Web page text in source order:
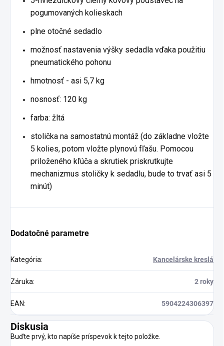
pogumovaných kolieskach
plne otočné sedadlo
možnosť nastavenia výšky sedadla vďaka použitiu
pneumatického pohonu
hmotnosť - asi 5,7 kg
nosnosť: 120 kg
farba: žltá
stolička na samostatnú montáž (do základne vložte
5 kolies, potom vložte plynovú fľašu. Pomocou
priloženého kľúča a skrutiek priskrutkujte
mechanizmus stoličky k sedadlu, bude to trvať asi 5
minút)
Dodatočné parametre
Kategória: Kancelárske kreslá
Záruka: 2 roky
EAN: 5904224306397
Diskusia
Buďte prvý, kto napíše príspevok k tejto položke.